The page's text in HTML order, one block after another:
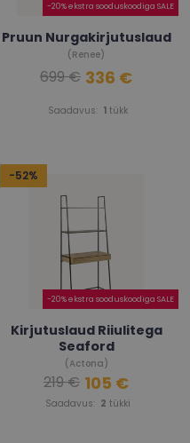
-20% ekstra sooduskoodiga SALE
Pruun Nurgakirjutuslaud
(Renee)
Saadavus: 1tükk
699 € 336 €
-52%
-20% ekstra sooduskoodiga SALE
Kirjutuslaud Riiulitega
Seaford
(Actona)
Saadavus: 2 tükki
219 € 105 €